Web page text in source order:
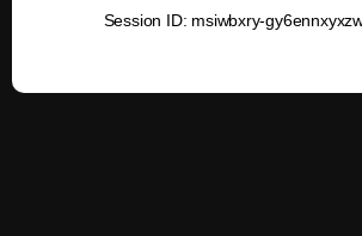
Session ID: msiwbxry-